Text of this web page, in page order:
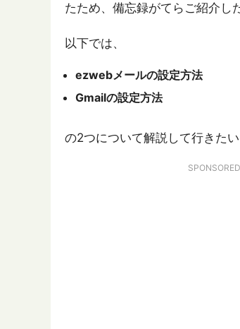
たため、備忘録がてらご紹介し
以下では、
ezwebメールの設定方法
Gmailの設定方法
の2つについて解説して行きたい